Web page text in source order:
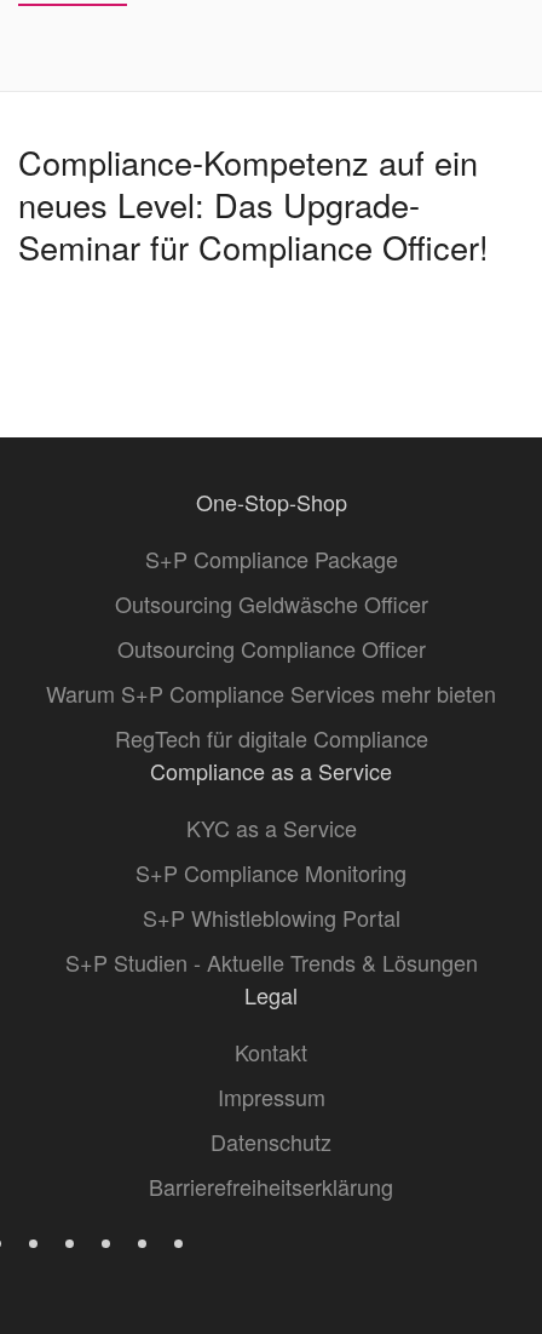
Compliance-Kompetenz auf ein
neues Level: Das Upgrade-
Seminar für Compliance Officer!
One-Stop-Shop
S+P Compliance Package
Outsourcing Geldwäsche Officer
Outsourcing Compliance Officer
Warum S+P Compliance Services mehr bieten
RegTech für digitale Compliance
Compliance as a Service
KYC as a Service
S+P Compliance Monitoring
S+P Whistleblowing Portal
S+P Studien - Aktuelle Trends & Lösungen
Legal
Kontakt
Impressum
Datenschutz
Barrierefreiheitserklärung